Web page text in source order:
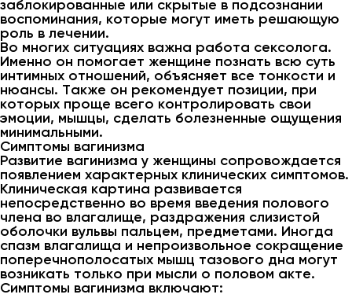
заблокированные или скрытые в подсознании
воспоминания, которые могут иметь решающую
роль в лечении.
Во многих ситуациях важна работа сексолога.
Именно он помогает женщине познать всю суть
интимных отношений, объясняет все тонкости и
нюансы. Также он рекомендует позиции, при
которых проще всего контролировать свои
эмоции, мышцы, сделать болезненные ощущения
минимальными.
Симптомы вагинизма
Развитие вагинизма у женщины сопровождается
появлением характерных клинических симптомов.
Клиническая картина развивается
непосредственно во время введения полового
члена во влагалище, раздражения слизистой
оболочки вульвы пальцем, предметами. Иногда
спазм влагалища и непроизвольное сокращение
поперечнополосатых мышц тазового дна могут
возникать только при мысли о половом акте.
Симптомы вагинизма включают: